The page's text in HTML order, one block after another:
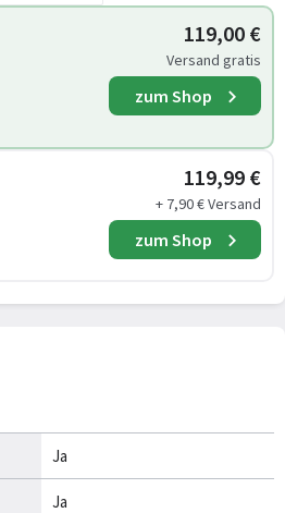
119,00 €
Versand gratis
zum Shop
119,99 €
+ 7,90 € Versand
zum Shop
Ja
Ja